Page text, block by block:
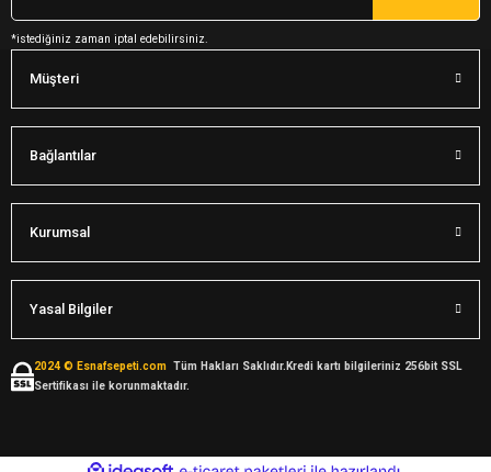
*istediğiniz zaman iptal edebilirsiniz.
Müşteri
Bağlantılar
Kurumsal
Yasal Bilgiler
2024 © Esnafsepeti.com Tüm Hakları Saklıdır.Kredi kartı bilgileriniz 256bit SSL
Sertifikası ile korunmaktadır.